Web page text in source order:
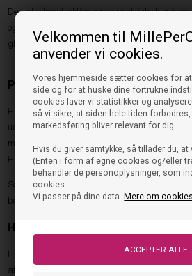
Velkommen til
anvender vi cookies.
Vores hjemmeside sætter cookies for
side og for at huske dine fortrukne
cookies laver vi statistikker og
så vi sikre, at siden hele tiden
markedsføring bliver relevant for dig.
Hvis du giver samtykke, så tillader du,
(Enten i form af egne cookies og/eller
behandler de personoplysninger, som
cookies.
Vi passer på dine data.Mere om cookies
Den lette konstruktion og de praktiske
og på, mens den robuste ydersål sikrer godt
glatte underlag.
Populære Hummel vinterstøvler til
Hummel tilbyder flere forskellige typer
udviklet til forskellige behov. Uanset om barnet
maksimal vandtæthed eller en sporty model til
Hummel vinterstøvle, der matcher behovet.
Se hele udvalget af
bedst til dit barn.
Hummel vinterstøvle Blizzard
Hummel vinterstøvle Blizzard er udviklet til
afgørende. Modellen er udstyret med en